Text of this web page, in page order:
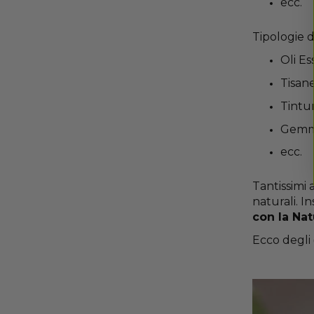
ecc.
Tipologie di
Oli
ecc.
Tantissimi
naturali.
con la
Ecco